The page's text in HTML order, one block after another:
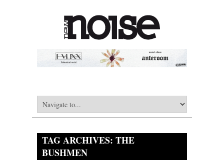
TAG ARCHIVES: THE
BUSHMEN